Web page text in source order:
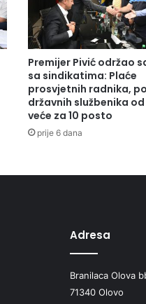
Premijer Pivić održao
sa sindikatima: Plaće
prosvjetnih radnika,
državnih službenika od
veće za 10 posto
prije 6 dana
Adresa
Branilaca Olova
71340 Olovo